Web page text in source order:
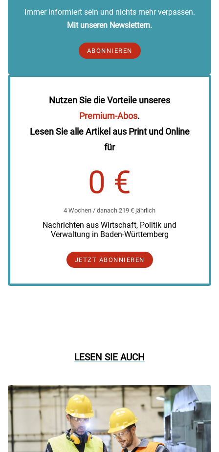
Immer informiert sein und nichts mehr verpassen.
Mit unseren Newslettern.
ABONNIEREN
Nutzen Sie die Vorteile unseres
Premium-Abos.
Lesen Sie alle Artikel aus Print und Online
für
0 €
4 Wochen / danach 219 € jährlich
Nachrichten aus Wirtschaft, Politik und
Verwaltung in Baden-Württemberg
JETZT ABONNIEREN
LESEN SIE AUCH